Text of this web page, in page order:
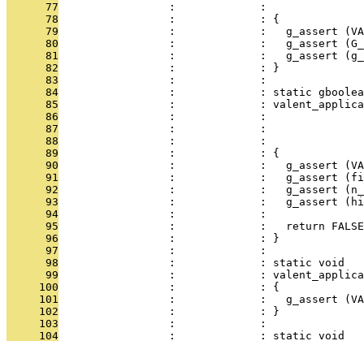
      77
:             :
      78
                 :             : {
      79
:             :   g_assert
      80
:             :   g_assert
      81
:             :   g_assert
      82
                 :             : }
      83
                 :             :
      84
:             : static
      85
:             :
      86
:             :
      87
:             :
      88
:             :
      89
                 :             : {
      90
:             :   g_assert
      91
:             :   g_assert
      92
:             :   g_assert
      93
:             :   g_assert
      94
                 :             :
      95
:             :   return
      96
                 :             : }
      97
                 :             :
      98
                 :             : static void
      99
:             :
     100
                 :             : {
     101
:             :   g_assert
     102
                 :             : }
     103
                 :             :
     104
                 :             : static void